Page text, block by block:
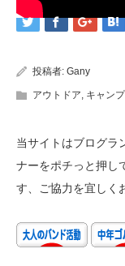
投稿者: Gany
アウトドア, キャンプ
当サイトはブログラ
ナーをポチっと押し
す、ご協力を宜しく